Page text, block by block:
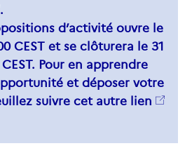
.
d’activité ouvre le
CEST et se clôturera le 31
Pour en apprendre
et déposer votre
suivre cet autre lien